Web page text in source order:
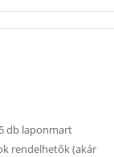
db laponmart
rendelhetők (akár